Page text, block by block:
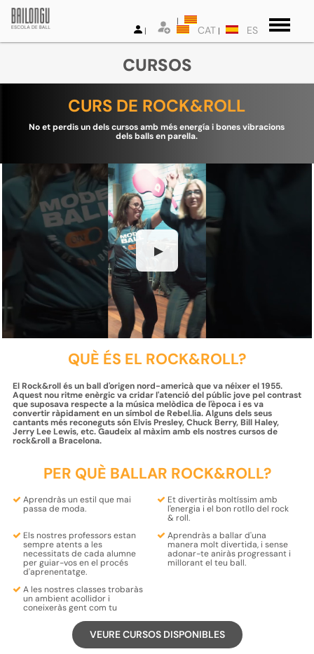
CAT ES
CURSOS
CURS DE ROCK&ROLL
No et perdis un dels cursos amb més energía i bones vibracions
dels balls en parella.
▶
QUÈ ÉS EL ROCK&ROLL?
El Rock&roll és un ball d'origen nord-americà que va néixer el 1955.
Aquest nou ritme enèrgic va cridar l'atenció del públic jove pel contrast
que suposava respecte a la música melòdica de l'època i es va
convertir ràpidament en un símbol de Rebel.lia. Alguns dels seus
cantants més reconeguts són Elvis Presley, Chuck Berry, Bill Haley,
Jerry Lee Lewis, etc. Gaudeix al màxim amb els nostres cursos de
rock&roll a Bracelona.
PER QUÈ BALLAR ROCK&ROLL?
Aprendràs unestil que mai
passa demoda.
Et divertiràs moltíssim amb
l'energia i el bon rotllodel rock
& roll.
Els nostresprofessorsestan
sempreatentsa les
necessitats de cada alumne
perguiar-vos en el procés
d'aprenentatge.
Aprendràs a ballar d'una
manera molt divertida, i sense
adonar-te aniràs progressant i
millorant el teu ball.
A les nostres classes trobaràs
unambient acollidor i
coneixeràs gent com tu
VEURE CURSOS DISPONIBLES